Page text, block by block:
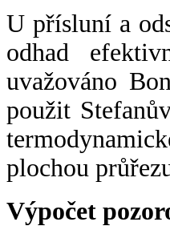
U přísluní a
odhad
uvažováno
použit
plochou
Výpočet